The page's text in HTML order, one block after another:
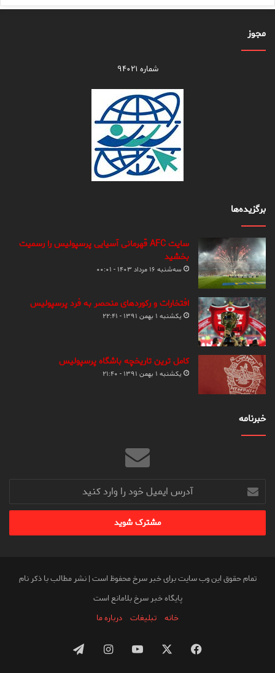
مجوز
شماره ۹۴۰۲۱
برگزیده‌ها
سایت AFC قهرمانی آسیایی پرسپولیس را رسمیت
بخشید
سه‌شنبه ۱۶ مرداد ۱۴۰۳ - ۰۰:۰۱
افتخارات و رکوردهای منحصر به فرد پرسپولیس
یکشنبه ۱ بهمن ۱۳۹۱ - ۲۲:۴۱
کامل ترین تاریخچه باشگاه پرسپولیس
یکشنبه ۱ بهمن ۱۳۹۱ - ۲۱:۴۰
خبرنامه
آدرس
ایمیل
خود
وارد
تمام حقوق این وب سایت برای خبر سرخ محفوظ است | نشر مطالب با ذکر نام
پایگاه خبر سرخ بلامانع است
خانه
تبلیغات درباره ما
فیس
یوتیوباینستاگرامتلگرام